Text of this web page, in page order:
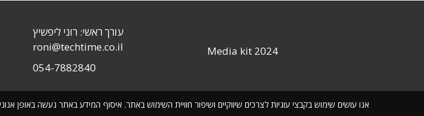
אנו עושים שימוש בקבצי עוגיות לצרכים שיווקיים ושיפור חוויית השימוש באתר. איסוף המידע באתר נעשה באופן
Media kit 2024
עורך ראשי: רוני ליפשיץ
roni@techtime.co.il
054-7882840